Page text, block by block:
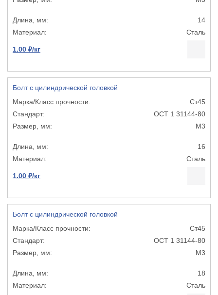
14
Сталь
1.00 ₽/кг
Болт с цилиндрической головкой
Ст45
ОСТ 1 31144-80
М3
16
Сталь
1.00 ₽/кг
Болт с цилиндрической головкой
Ст45
ОСТ 1 31144-80
М3
18
Сталь